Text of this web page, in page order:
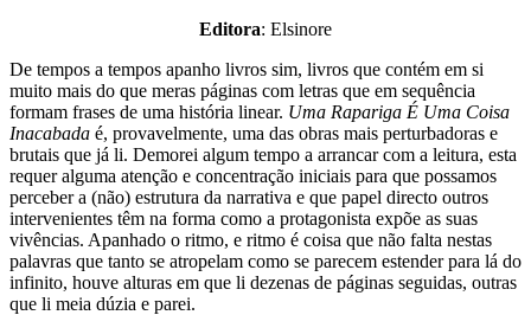
Editora: Elsinore
De tempos a tempos apanho livros sim, livros que contém em si
muito mais do que meras páginas com letras que em sequência
formam frases de uma história linear. Uma Rapariga É Uma Coisa
Inacabada é, provavelmente, uma das obras mais perturbadoras e
brutais que já li. Demorei algum tempo a arrancar com a leitura, esta
requer alguma atenção e concentração iniciais para que possamos
perceber a (não) estrutura da narrativa e que papel directo outros
intervenientes têm na forma como a protagonista expõe as suas
vivências. Apanhado o ritmo, e ritmo é coisa que não falta nestas
palavras que tanto se atropelam como se parecem estender para lá do
infinito, houve alturas em que li dezenas de páginas seguidas, outras
que li meia dúzia e parei.